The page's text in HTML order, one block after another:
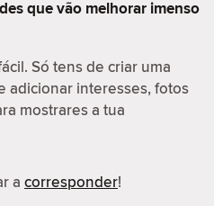
que vão melhorar imenso
Só tens de criar uma
adicionar interesses, fotos
mostrares a tua
a corresponder!